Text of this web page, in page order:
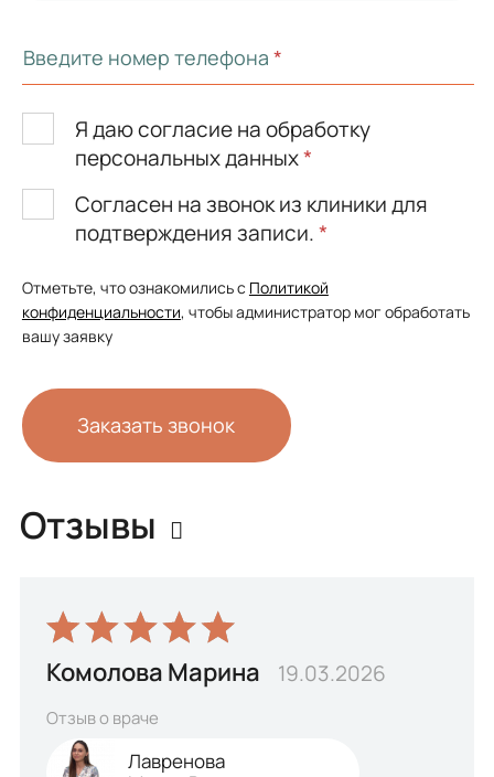
Введите номер телефона*
Я даю согласие на обработку
персональных данных*
Согласен на звонок из клиники для
подтверждения записи.*
Отметьте, что ознакомились с Политикой
конфиденциальности, чтобы администратор мог обработать
вашу заявку
Заказать звонок
Отзывы
Комолова Марина 19.03.2026
Отзыв о враче
Лавренова